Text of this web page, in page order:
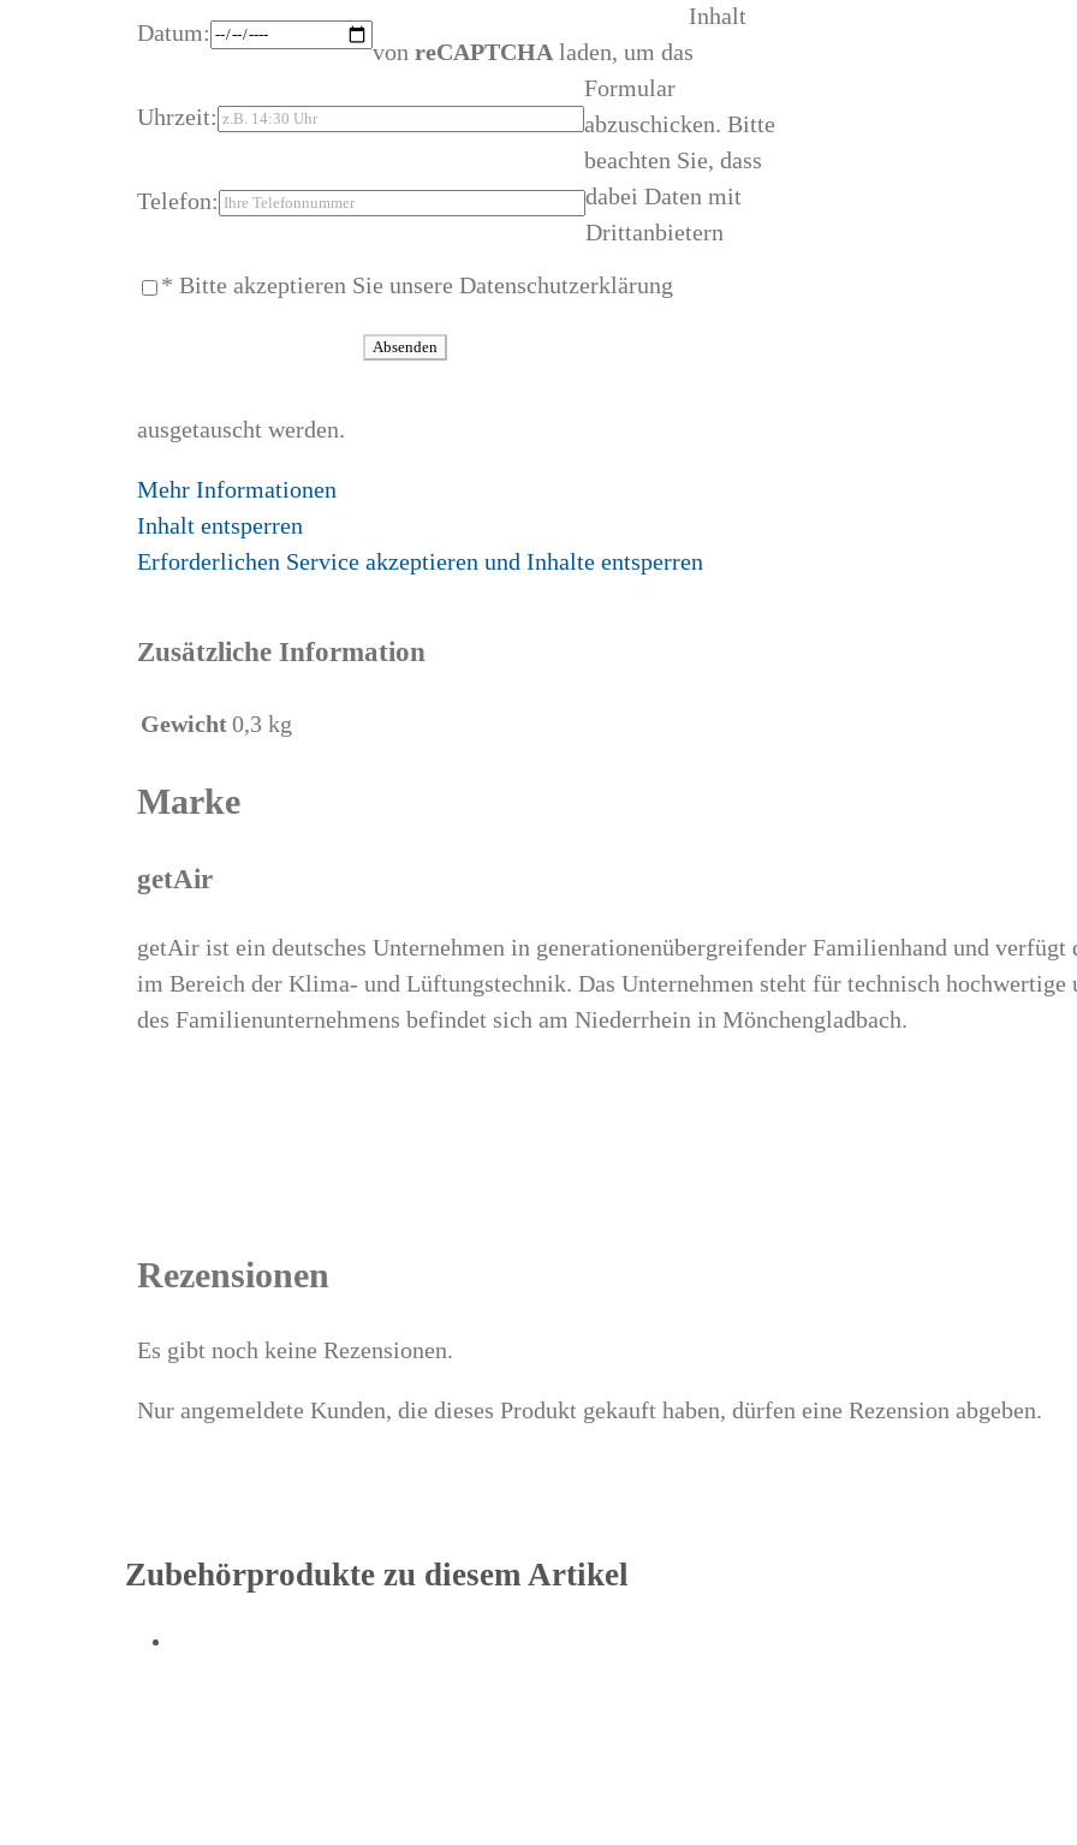
Datum:
Uhrzeit:
Telefon:
* Bitte akzeptieren Sie unsere Datenschutzerklärung
Inhalt
vonreCAPTCHA laden, um das
Formular
abzuschicken. Bitte
beachten Sie, dass
dabei Daten mit
Drittanbietern
ausgetauscht werden.
Mehr Informationen
Inhalt entsperren
Erforderlichen Service akzeptieren und Inhalte entsperren
Zusätzliche Information
Gewicht0,3 kg
Marke
getAir
getAir ist ein deutsches Unternehmen in generationenübergreifender Familienhand und
im Bereich der Klima- und Lüftungstechnik. Das Unternehmen steht für technisch hochwertige
des Familienunternehmens befindet sich am Niederrhein in Mönchengladbach.
Rezensionen
Es gibt noch keine Rezensionen.
Nur angemeldete Kunden, die dieses Produkt gekauft haben, dürfen eine Rezension abgeben.
Zubehörprodukte zu diesem Artikel